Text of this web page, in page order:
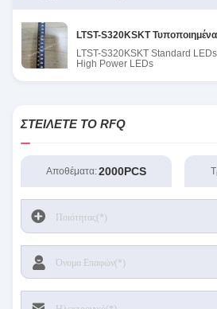
LTST-S320KSKT
LTST-S320KSKT Standard
High Power LEDs
ΣΤΕΊΛΕΤΕ ΤΟ RFQ
Αποθέματα:2000PCS